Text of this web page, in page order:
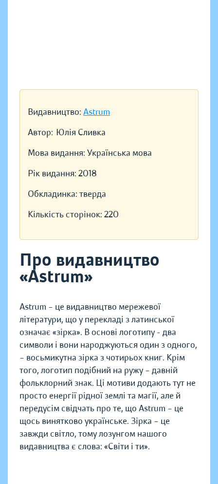
Видавництво: Astrum
Автор: Юлія Сливка
Мова видання: Українська мова
Рік видання: 2018
Обкладинка: тверда
Кількість сторінок: 220
Про видавництво
«Astrum»
Astrum – це видавництво мережевої
літератури, що у перекладі з латинської
означає «зірка». В основі логотипу - два
символи і вони народжуються один з одного,
– восьмикутна зірка з чотирьох книг. Крім
того, логотип подібний на ружу – давній
фольклорний знак. Ці мотиви додають тут не
просто енергії рідної землі та магії, але й
передусім свідчать про те, що Astrum – це
щось винятково українське. Зірка – це
завжди світло, тому лозунгом нашого
видавництва є слова: «Світи і ти».